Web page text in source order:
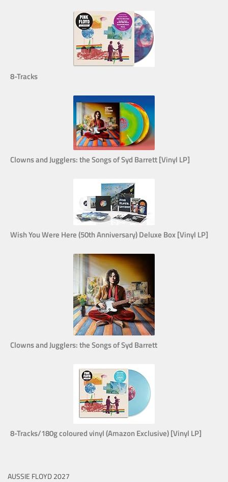
8-Tracks
Clowns and Jugglers: the Songs of Syd Barrett [Vinyl LP]
Wish You Were Here (50th Anniversary) Deluxe Box [Vinyl LP]
Clowns and Jugglers: the Songs of Syd Barrett
8-Tracks/180g coloured vinyl (Amazon Exclusive) [Vinyl LP]
AUSSIE FLOYD 2027